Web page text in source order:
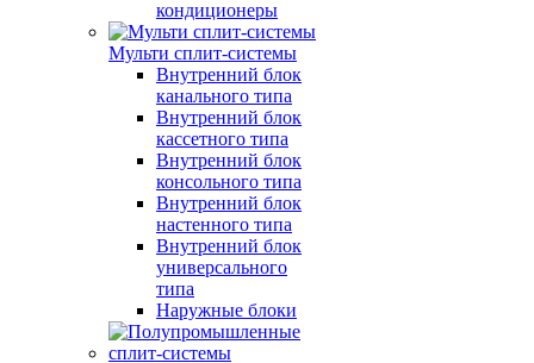
кондиционеры
Мульти сплит-системы
Внутренний блок
канального типа
Внутренний блок
кассетного типа
Внутренний блок
консольного типа
Внутренний блок
настенного типа
Внутренний блок
универсального
типа
Наружные блоки